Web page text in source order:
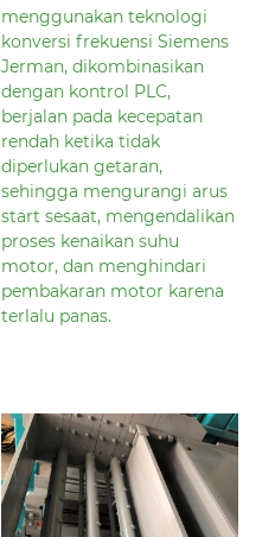
menggunakan teknologi
konversi frekuensi Siemens
Jerman, dikombinasikan
dengan kontrol PLC,
berjalan pada kecepatan
rendah ketika tidak
diperlukan getaran,
sehingga mengurangi arus
start sesaat, mengendalikan
proses kenaikan suhu
motor, dan menghindari
pembakaran motor karena
terlalu panas.